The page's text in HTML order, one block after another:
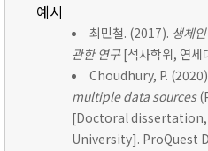
예시
최민철. (2017). 생체
관한 연구[석사학위, 연세
Choudhury, P.
multiple data sources
[Doctoral
University]. ProQuest